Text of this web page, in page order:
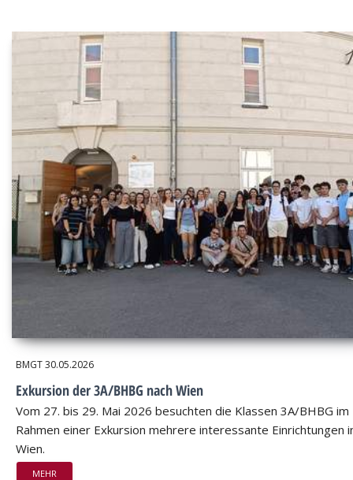
BMGT30.05.2026
Exkursion der 3A/BHBG nach Wien
Vom 27. bis 29. Mai 2026 besuchten die Klassen 3A/BHBG im
Rahmen einer Exkursion mehrere interessante Einrichtungen
Wien.
MEHR